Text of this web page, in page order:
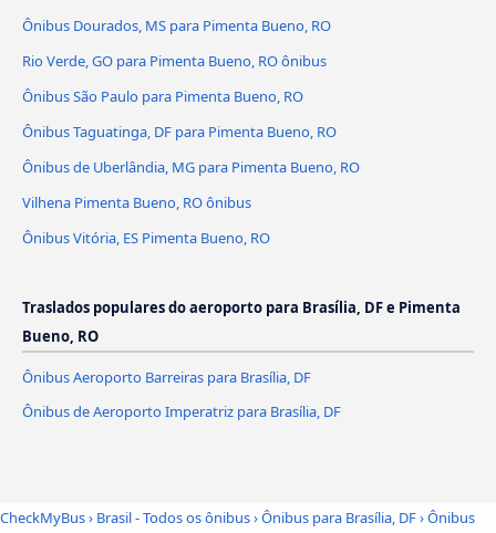
Ônibus Dourados, MS para Pimenta Bueno, RO
Rio Verde, GO para Pimenta Bueno, RO ônibus
Ônibus São Paulo para Pimenta Bueno, RO
Ônibus Taguatinga, DF para Pimenta Bueno, RO
Ônibus de Uberlândia, MG para Pimenta Bueno, RO
Vilhena Pimenta Bueno, RO ônibus
Ônibus Vitória, ES Pimenta Bueno, RO
Traslados populares do aeroporto para Brasília, DF e Pimenta
Bueno, RO
Ônibus Aeroporto Barreiras para Brasília, DF
Ônibus de Aeroporto Imperatriz para Brasília, DF
CheckMyBus› Brasil - Todos os ônibus›Ônibus para Brasília, DF›Ônibus